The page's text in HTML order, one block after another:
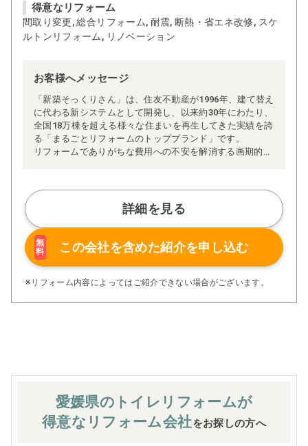
得意なリフォーム
間取り変更, 総合リフォーム, 耐震, 断熱・省エネ改修, スケ
ルトンリフォーム, リノベーション
お客様へメッセージ
「新築そっくりさん」は、住友不動産が1996年、建て替え
に代わる新システムとして開発し、以来約30年にわたり、
全国18万棟を超える様々な住まいを再生してきた実績を誇
る「まるごとリフォームのトップブランド」です。
リフォームでありがちな費用への不安を解消する画期的な
ム」、経験豊かなセールスエンジニアによる「一貫担当
制」などが高い信頼を得ています。
また、大規模リフォームに習熟した施工管理者が現場を統
括する「専属棟梁制」、豊富な実績に裏付けられた充実の
施工マニュアルや検査体制により高い施工品質を実現。
さらに、住友不動産のリフォームならではの充実の保証、
アフターサービス体制で工事後も安心です。
ぜひ、あなたの大切なお住まいの再生を私たちにお任せく
詳細を見る
無
料
この会社を含めた紹介を申し込む
※リフォーム内容によってはご紹介できない場合がございます。
愛媛県のトイレ リフォームが
得意なリフォーム会社をお探しの方へ